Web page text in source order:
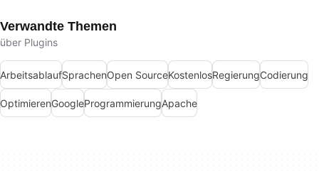
Verwandte Themen
über Plugins
ArbeitsablaufSprachenOpen SourceKostenlosRegierungCodierung
OptimierenGoogleProgrammierungApache